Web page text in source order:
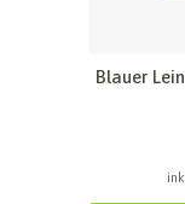
Blauer